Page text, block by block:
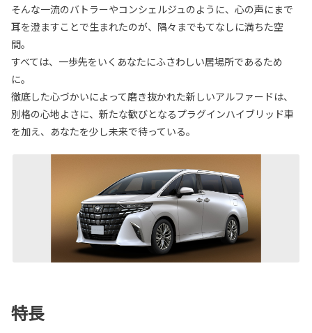
そんな一流のバトラーやコンシェルジュのように、心の声にまで
耳を澄ますことで生まれたのが、隅々までもてなしに満ちた空
間。
すべては、一歩先をいくあなたにふさわしい居場所であるため
に。
徹底した心づかいによって磨き抜かれた新しいアルファードは、
別格の心地よさに、新たな歓びとなるプラグインハイブリッド車
を加え、あなたを少し未来で待っている。
特長